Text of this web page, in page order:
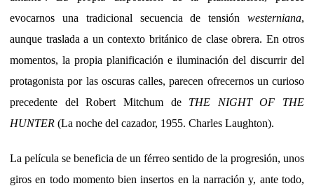
evocarnos una tradicional secuencia de tensión westerniana,
aunque traslada a un contexto británico de clase obrera. En otros
momentos, la propia planificación e iluminación del discurrir del
protagonista por las oscuras calles, parecen ofrecernos un curioso
precedente del Robert Mitchum de THE NIGHT OF THE
HUNTER (La noche del cazador, 1955. Charles Laughton).
La película se beneficia de un férreo sentido de la progresión, unos
giros en todo momento bien insertos en la narración y, ante todo,